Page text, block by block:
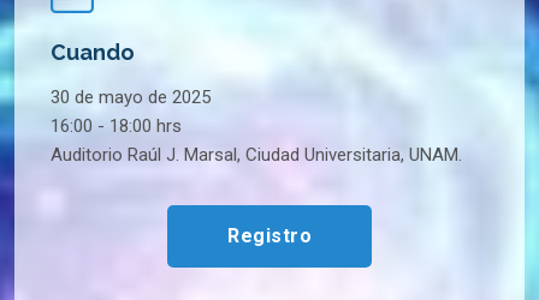
Cuando
30 de mayo de 2025
16:00 - 18:00 hrs
Auditorio Raúl J. Marsal, Ciudad Universitaria, UNAM.
Registro